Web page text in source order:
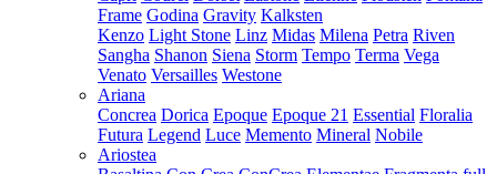
Frame Godina Gravity Kalksten
Kenzo Light Stone Linz Midas Milena Petra Riven
Sangha Shanon Siena Storm Tempo Terma Vega
Venato Versailles Westone
Ariana
Concrea Dorica Epoque Epoque 21 Essential Floralia
Futura Legend Luce Memento Mineral Nobile
Ariostea